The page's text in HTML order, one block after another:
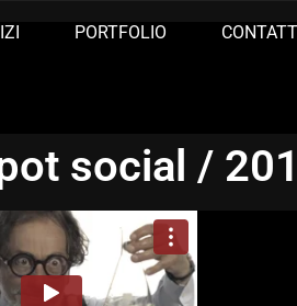
PORTFOLIO
social /